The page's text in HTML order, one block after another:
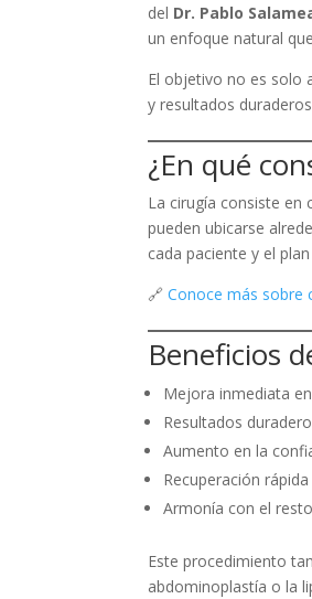
del Dr. Pablo
un enfoque natural
El objetivo no es solo
y resultados
¿En qué
La cirugía consiste en
pueden ubicarse
cada paciente y el
🔗Conoce más sobre
Beneficios
Mejora inmediata
Resultados
Aumento en la
Recuperación
Armonía con el
Este procedimiento
abdominoplastía o la